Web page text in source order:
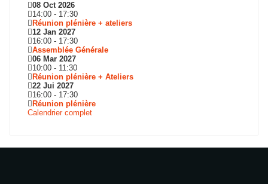
08 Oct 2026
14:00 - 17:30
Réunion plénière + ateliers
12 Jan 2027
16:00 - 17:30
Assemblée Générale
06 Mar 2027
10:00 - 11:30
Réunion plénière + Ateliers
22 Jui 2027
16:00 - 17:30
Réunion plénière
Calendrier complet